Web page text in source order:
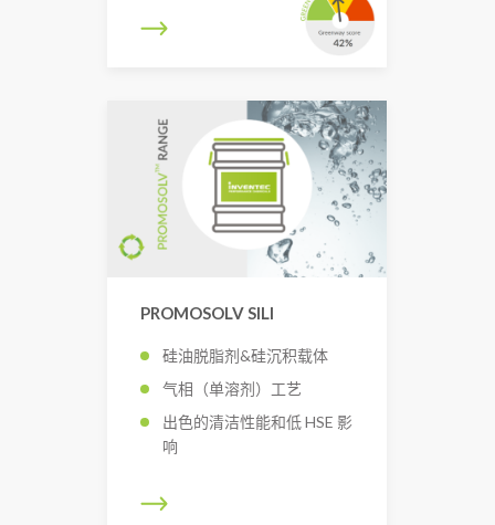
PROMOSOLV SILI
硅油脱脂剂&硅沉积载体
气相（单溶剂）工艺
出色的清洁性能和低 HSE 影
响